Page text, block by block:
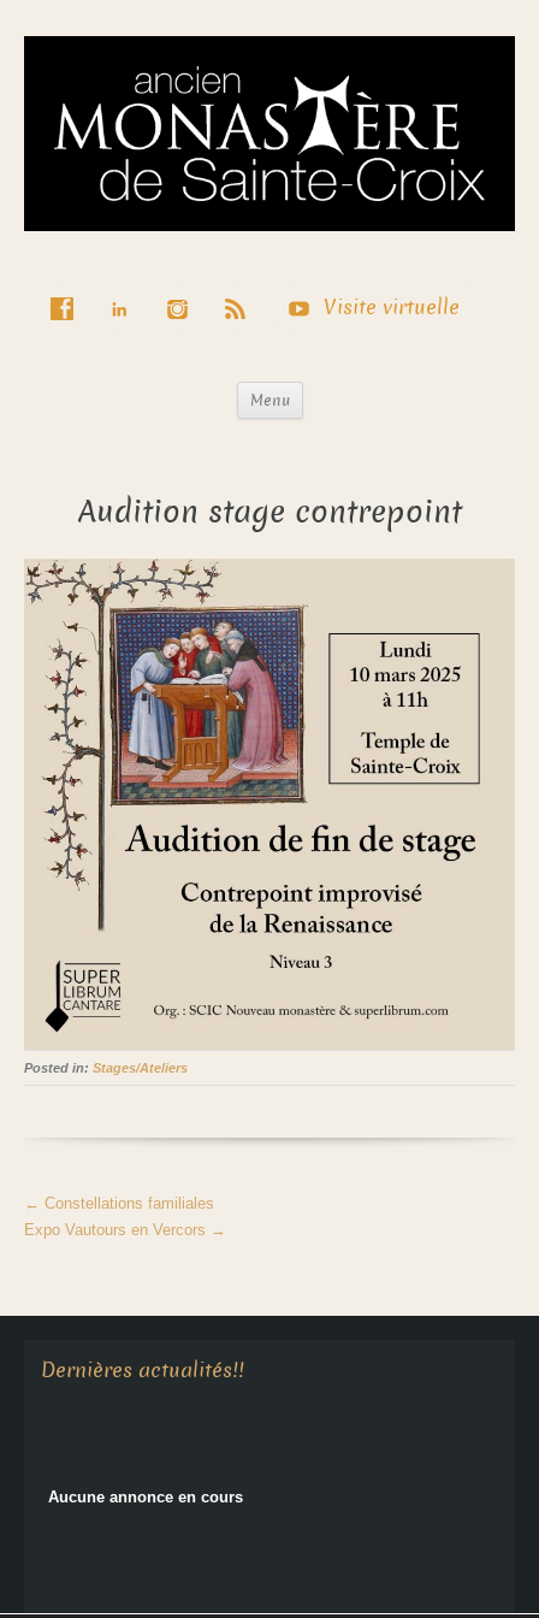
Visite virtuelle
Menu
Audition stage contrepoint
Posted in: Stages/Ateliers
← Constellations familiales
Expo Vautours en Vercors →
Dernières actualités!!
Aucune annonce en cours
Aucune annonce en cours